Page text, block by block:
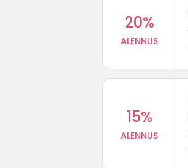
20%
ALENNUS
15%
ALENNUS